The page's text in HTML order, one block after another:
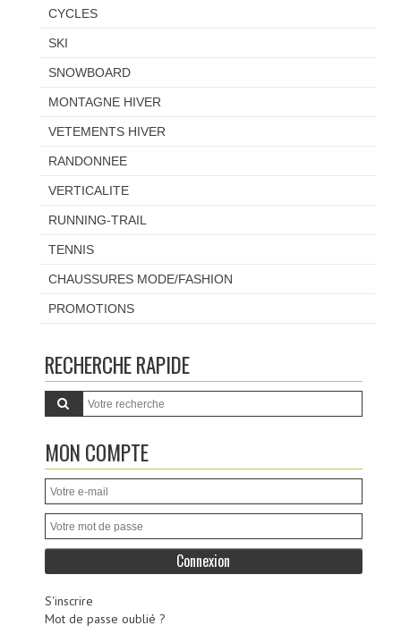
CYCLES
SKI
SNOWBOARD
MONTAGNE HIVER
VETEMENTS HIVER
RANDONNEE
VERTICALITE
RUNNING-TRAIL
TENNIS
CHAUSSURES MODE/FASHION
PROMOTIONS
RECHERCHE RAPIDE
MON COMPTE
S'inscrire
Mot de passe oublié ?